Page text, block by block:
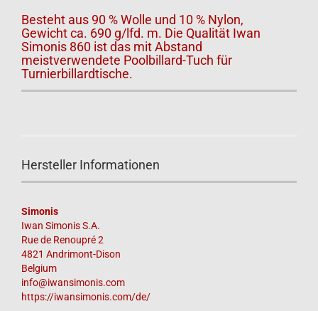
Besteht aus 90 % Wolle und 10 % Nylon,
Gewicht ca. 690 g/lfd. m. Die Qualität Iwan
Simonis 860 ist das mit Abstand
meistverwendete Poolbillard-Tuch für
Turnierbillardtische.
Hersteller Informationen
Simonis
Iwan Simonis S.A.
Rue de Renoupré 2
4821 Andrimont-Dison
Belgium
info@iwansimonis.com
https://iwansimonis.com/de/